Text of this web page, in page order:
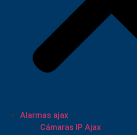
Alarmas ajax
Cámaras IP Ajax